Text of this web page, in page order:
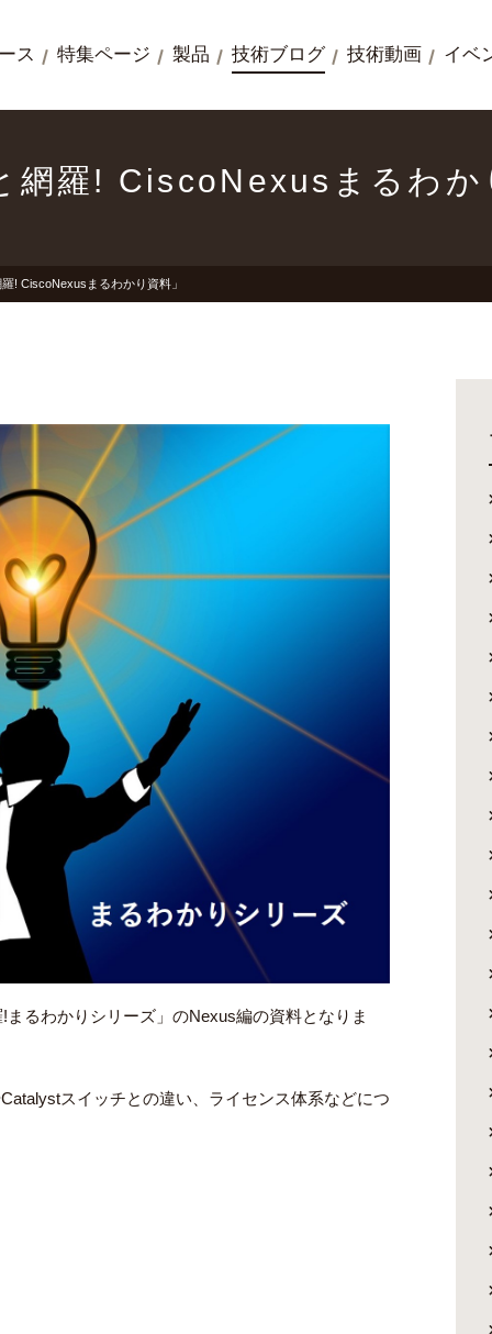
ス 特集ページ 製品 技術ブログ 技術動画 イベ
網羅! CiscoNexusまるわか
! CiscoNexusまるわかり資料」
るわかりシリーズ」のNexus編の資料となりま
スイッチとの違い、ライセンス体系などにつ